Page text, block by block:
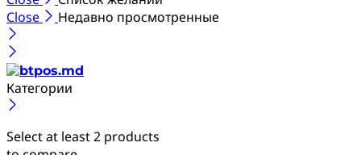
Close
Недавно просмотренные
Категории
Select at least 2 products